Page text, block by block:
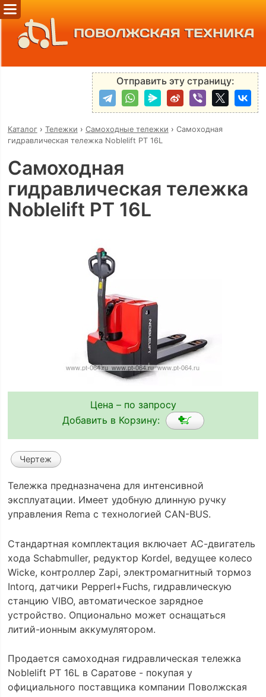
ПОВОЛЖСКАЯ ТЕХНИКА
Отправить эту страницу:
Каталог› Тележки › Самоходные тележки › Самоходная
гидравлическая тележка Noblelift PT 16L
Самоходная
гидравлическая тележка
Noblelift PT 16L
Цена – по запросу
Добавить в Корзину:
Чертеж
Тележка предназначена для интенсивной
эксплуатации. Имеет удобную длинную ручку
управления Rema с технологией CAN-BUS.
Cтандартная комплектация включает АС-двигатель
хода Schabmuller, редуктор Kordel, ведущее колесо
Wicke, контроллер Zapi, электромагнитный тормоз
Intorq, датчики Pepperl+Fuchs, гидравлическую
станцию VIBO, автоматическое зарядное
устройство. Опционально может оснащаться
литий-ионным аккумулятором.
Продается самоходная гидравлическая тележка
Noblelift PT 16L в Саратове - покупая у
официального поставщика компании Поволжская